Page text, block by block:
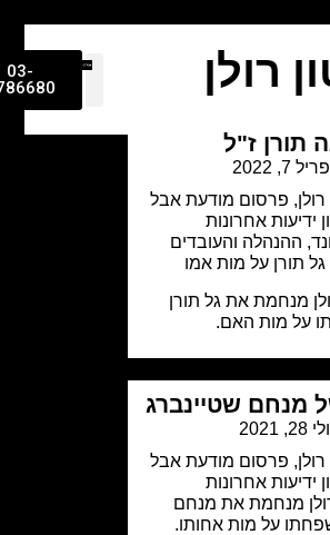
ז"ל
מודעת אבל
אחרונות
והעובדים
על מות אמו
את גל תורן
האם.
שטיינברג
מודעת אבל
אחרונות
את מנחם
מות אחותו.
03-
9786680